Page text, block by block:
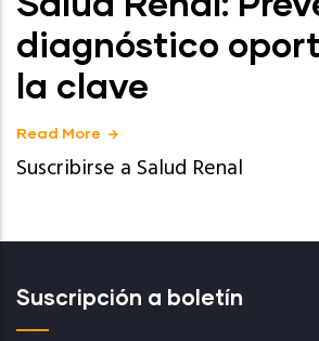
diagnóstico
la clave
Read More
Suscribirse a Salud Renal
Suscripción a boletín